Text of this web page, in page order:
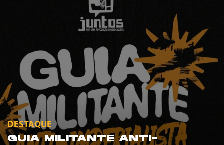
DESTAQUE
GUIA MILITANTE ANTI-